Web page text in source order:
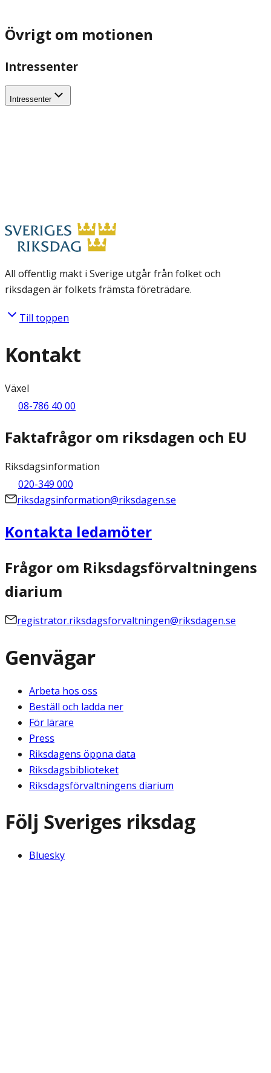
Övrigt om motionen
Intressenter
Intressenter
All offentlig makt i Sverige utgår från folket och
riksdagen är folkets främsta företrädare.
Till toppen
Kontakt
Växel
08-786 40 00
Faktafrågor om riksdagen och EU
Riksdagsinformation
020-349 000
riksdagsinformation@riksdagen.se
Kontakta ledamöter
Frågor om Riksdagsförvaltningens
diarium
registrator.riksdagsforvaltningen@riksdagen.se
Genvägar
Arbeta hos oss
Beställ och ladda ner
För lärare
Press
Riksdagens öppna data
Riksdagsbiblioteket
Riksdagsförvaltningens diarium
Följ Sveriges riksdag
Bluesky